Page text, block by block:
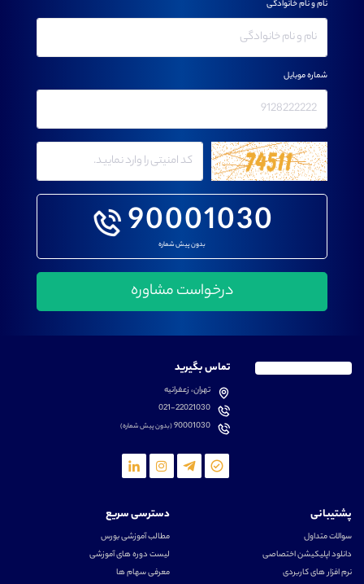
90001030
بدون پیش شماره
نام و نام خانوادگی
شماره موبایل
تماس بگیرید
تهران، زعفرانیه
021-22021030
90001030(بدون پیش شماره)
پشتیبانی
سوالات متداول
دانلود اپلیکیشن اختصاصی
نرم افزار های کاربردی
دسترسی سریع
مطالب آموزشی بورس
لیست دوره های آموزشی
معرفی سهام ها